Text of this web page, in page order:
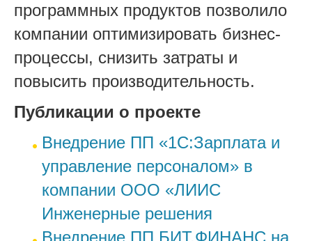
программных продуктов позволило
компании оптимизировать бизнес-
процессы, снизить затраты и
повысить производительность.
Публикации о проекте
Внедрение ПП «1С:Зарплата и
управление персоналом» в
компании ООО «ЛИИС
Инженерные решения
Внедрение ПП БИТ.ФИНАНС на